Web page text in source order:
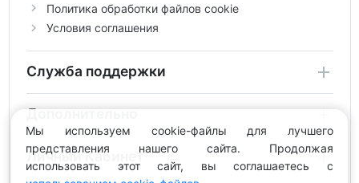
Политика обработки файлов cookie
Условия соглашения
Служба поддержки
Дополнительно
Личный Кабинет
Мы используем cookie-файлы для лучшего
представления нашего сайта. Продолжая
использовать этот сайт, вы соглашаетесь с